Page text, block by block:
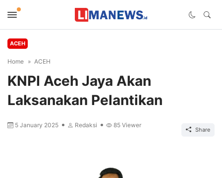
ACEH
Home ACEH
KNPI Aceh Jaya Akan
Laksanakan Pelantikan
5 January 2025 Redaksi 85 Viewer
Share